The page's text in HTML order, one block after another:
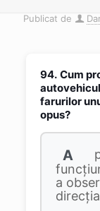
Publicat de
94. Cum
farurilor
opus?
A
a